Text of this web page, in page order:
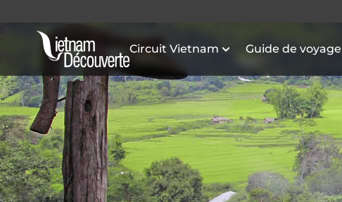
Circuit Vietnam Guide de voyage